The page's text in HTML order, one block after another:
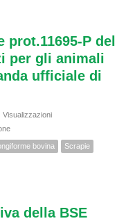
P del
per gli animali
ufficiale di
Visualizzazioni
bovina Scrapie
della BSE